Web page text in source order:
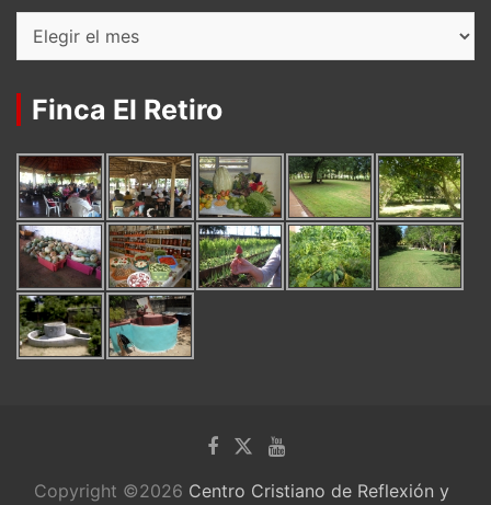
Finca El Retiro
Copyright ©2026 Centro Cristiano de Reflexión y